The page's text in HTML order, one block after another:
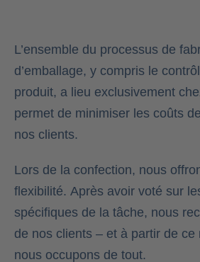
L’ensemble du processus de
d’emballage, y compris le
produit, a lieu exclusivement
permet de minimiser les coûts
nos clients.
Lors de la confection, nous
flexibilité. Après avoir voté sur
spécifiques de la tâche, nous
de nos clients – et à partir de ce
nous occupons de tout.